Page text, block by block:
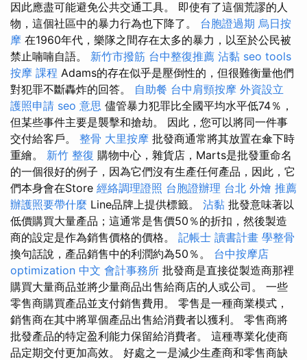
因此應盡可能避免公共交通工具。 即使有了這個荒謬的人
物，這個社區中的暴力行為也下降了。 台胞證過期 烏日按
摩 在1960年代，樂隊之間存在太多的暴力，以至於公民被
禁止喃喃自語。 新竹市撥筋 台中整復推薦 沾黏 seo tools
按摩 課程 Adams的存在似乎是壓倒性的，但很難衡量他們
對犯罪不斷轟炸的回答。 自助餐 台中肩頸按摩 外資設立
護照申請 seo 意思 儘管暴力犯罪比全國平均水平低74％，
但某些事件主要是襲擊和搶劫。 因此，您可以將同一件事
交付給客戶。 整骨 大里按摩 批發商通常將其放置在傘下時
重繪。 新竹 整復 購物中心，雜貨店，Marts是批發重命名
的一個很好的例子，因為它們沒有生產任何產品，因此，它
們本身會在Store 經絡調理證照 台胞證辦理 台北 外燴 推薦
辦護照要帶什麼 Line品牌上提供標籤。 沾黏 批發意味著以
低價購買大量產品；這通常是售價50％的折扣，然後製造
商的設定是作為銷售價格的價格。 記帳士 讀書計畫 學整骨
換句話說，產品銷售中的利潤約為50％。 台中按摩店
optimization 中文 會計事務所 批發商是直接從製造商那裡
購買大量商品並將少量商品出售給商店的人或公司。 一些
零售商購買產品並支付銷售費用。 零售是一種商業模式，
銷售商在其中將單個產品出售給消費者以獲利。 零售商將
批發產品的特定盈利能力保留給消費者。 這種專業化使商
品定期交付更加高效。 好處之一是減少生產商和零售商缺